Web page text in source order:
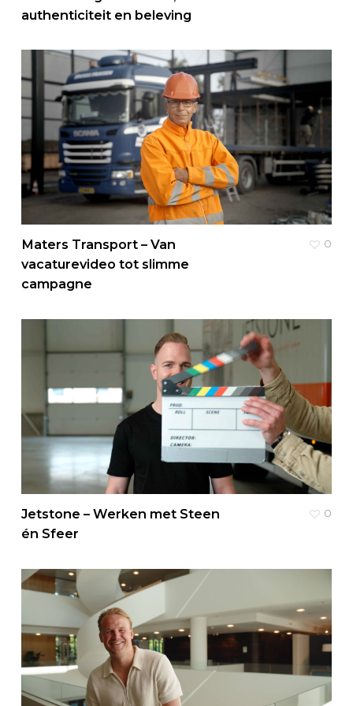
authenticiteit en beleving
Maters Transport – Van
vacaturevideo tot slimme
campagne
0
Jetstone – Werken met Steen
én Sfeer
0